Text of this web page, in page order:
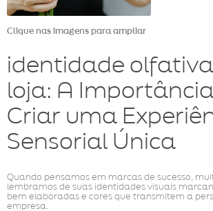
Clique nas imagens para ampliar
identidade
loja: A
Criar uma
Sensorial Única
Quando pensamos em marcas de sucesso,
lembramos de suas identidades visuais
bem elaboradas e cores que transmitem a
empresa.